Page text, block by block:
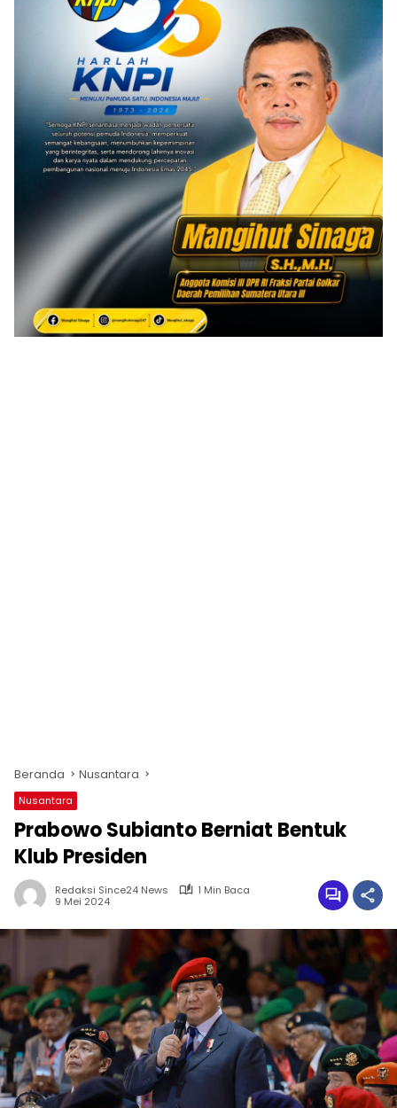
Beranda Nusantara
Nusantara
Prabowo Subianto Berniat Bentuk
Klub Presiden
Redaksi Since24 News
1 Min Baca
9 Mei 2024